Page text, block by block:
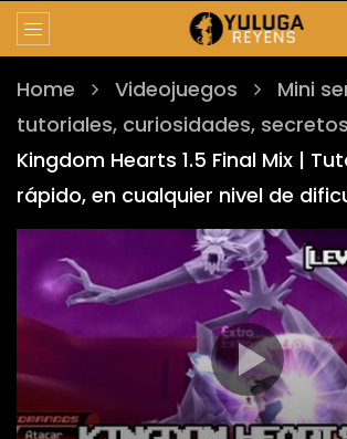
Home Videojuegos
Mini
tutoriales, curiosidades,
Kingdom Hearts 1.5 Final Mix |
rápido, en cualquier nivel de